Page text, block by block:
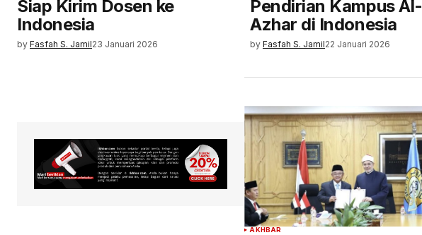
Siap Kirim Dosen ke
Indonesia
by Fasfah S. Jamil23 Januari 2026
Pendirian Kampus Al-
Azhar di Indonesia
by Fasfah S. Jamil22 Januari 2026
AKHBAR